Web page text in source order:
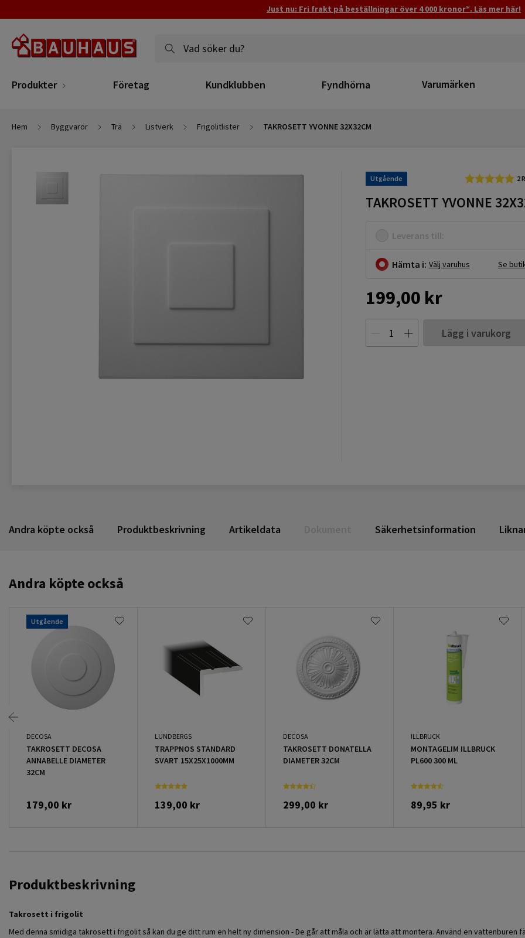
Just nu: Fri frakt på beställningar över 4 000 kronor*. Läs mer här!
Produkter Företag Kundklubben Fyndhörna Varumärken
Hem Byggvaror Trä Listverk Frigolitlister TAKROSETT YVONNE 32X32CM
Utgående 2
TAKROSETT YVONNE
Leverans till:
Hämta i: Välj varuhus Se
199,00 kr
Lägg i varukorg
Andra köpte också Produktbeskrivning Artikeldata Säkerhetsinformation
Andra köpte också
Utgående
DECOSA
TAKROSETT DECOSA
ANNABELLE DIAMETER
32CM
179,00 kr
LUNDBERGS
TRAPPNOS STANDARD
SVART 15X25X1000MM
139,00 kr
DECOSA
TAKROSETT DONATELLA
DIAMETER 32CM
299,00 kr
ILLBRUCK
MONTAGELIM ILLBRUCK
PL600 300 ML
89,95 kr
Produktbeskrivning
Takrosett i frigolit
Med denna smidiga takrosett i frigolit så kan du ge ditt rum en helt ny dimension - De går att måla och är lätta att montera. Använd en vattenburen